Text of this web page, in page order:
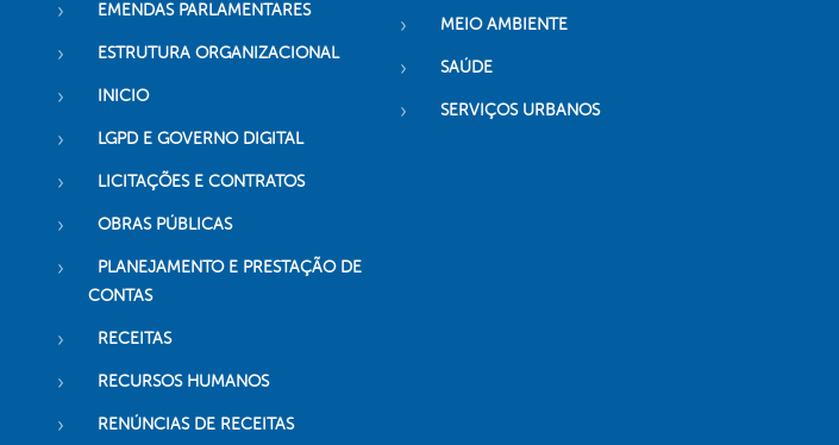
EMENDAS PARLAMENTARES
ESTRUTURA ORGANIZACIONAL
INICIO
LGPD E GOVERNO DIGITAL
LICITAÇÕES E CONTRATOS
OBRAS PÚBLICAS
PLANEJAMENTO E PRESTAÇÃO DE
CONTAS
RECEITAS
RECURSOS HUMANOS
RENÚNCIAS DE RECEITAS
MEIO AMBIENTE
SAÚDE
SERVIÇOS URBANOS